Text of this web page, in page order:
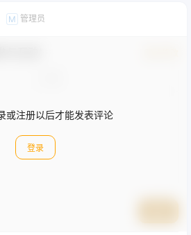
M 管理员
或注册以后才能发表评论
登录